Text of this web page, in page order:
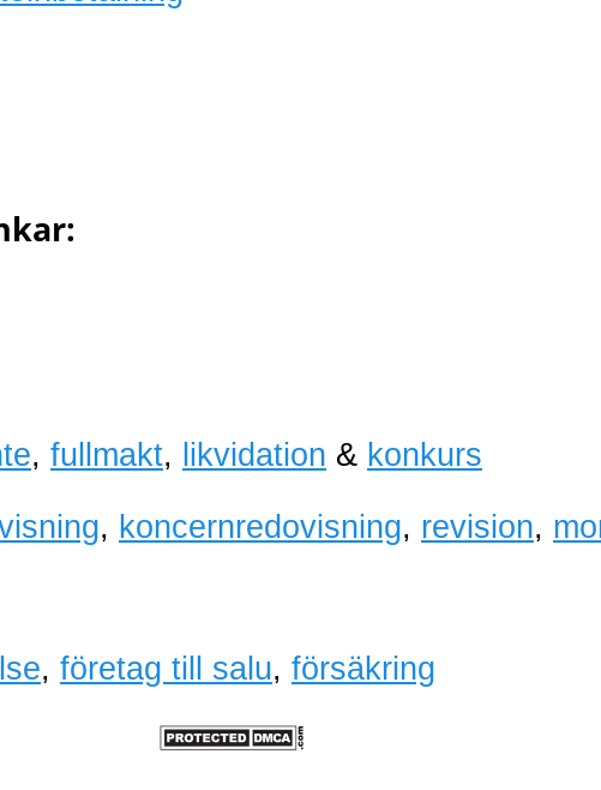
, fullmakt, likvidation & konkurs
, koncernredovisning, revision,
, företag till salu, försäkring